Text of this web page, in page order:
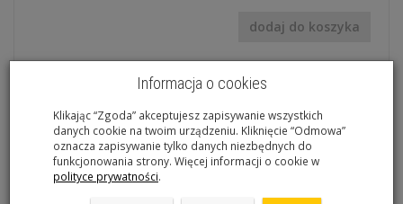
dodaj do koszyka
Dźwignia Hamulca Lewa Czarna BL-T4000 V-Brake
EBLT4000LL
Polecane produkty
Informacja o cookies
Klikając “Zgoda” akceptujesz zapisywanie wszystkich
danych cookie na twoim urządzeniu. Kliknięcie “Odmowa”
oznacza zapisywanie tylko danych niezbędnych do
funkcjonowania strony. Więcej informacji o cookie w
polityce prywatności.